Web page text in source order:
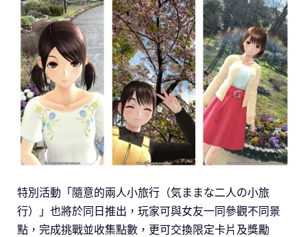
特別活動「隨意的兩人小旅行（気ままな二人の小旅
行）」也將於同日推出，玩家可與女友一同參觀不同景
點，完成挑戰並收集點數，更可交換限定卡片及獎勵